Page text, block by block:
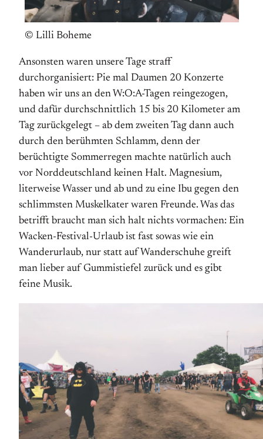
© Lilli Boheme
Ansonsten waren unsere Tage straff
durchorganisiert: Pie mal Daumen 20 Konzerte
haben wir uns an den W:O:A-Tagen reingezogen,
und dafür durchschnittlich 15 bis 20 Kilometer am
Tag zurückgelegt – ab dem zweiten Tag dann auch
durch den berühmten Schlamm, denn der
berüchtigte Sommerregen machte natürlich auch
vor Norddeutschland keinen Halt. Magnesium,
literweise Wasser und ab und zu eine Ibu gegen den
schlimmsten Muskelkater waren Freunde. Was das
betrifft braucht man sich halt nichts vormachen: Ein
Wacken-Festival-Urlaub ist fast sowas wie ein
Wanderurlaub, nur statt auf Wanderschuhe greift
man lieber auf Gummistiefel zurück und es gibt
feine Musik.